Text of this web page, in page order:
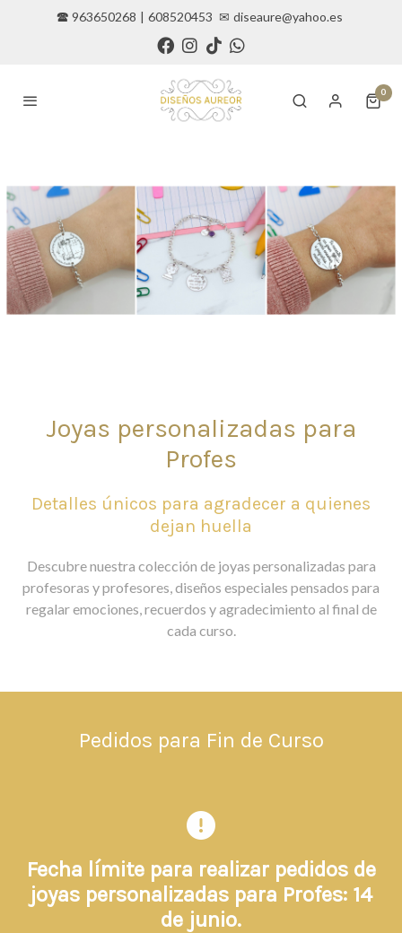
🕿 963650268 | 608520453 ✉ diseaure@yahoo.es
0
Joyas personalizadas para
Profes
Detalles únicos para agradecer a quienes
dejan huella
Descubre nuestra colección de joyas personalizadas para
profesoras y profesores, diseños especiales pensados para
regalar emociones, recuerdos y agradecimiento al final de
cada curso.
Pedidos para Fin de Curso
Fecha límite para realizar pedidos de
joyas personalizadas para Profes: 14
de junio.